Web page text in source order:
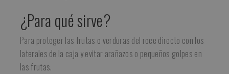
¿Para qué sirve?
Para proteger las frutas o verduras del roce directo con los
laterales de la caja y evitar arañazos o pequeños golpes en
las frutas.